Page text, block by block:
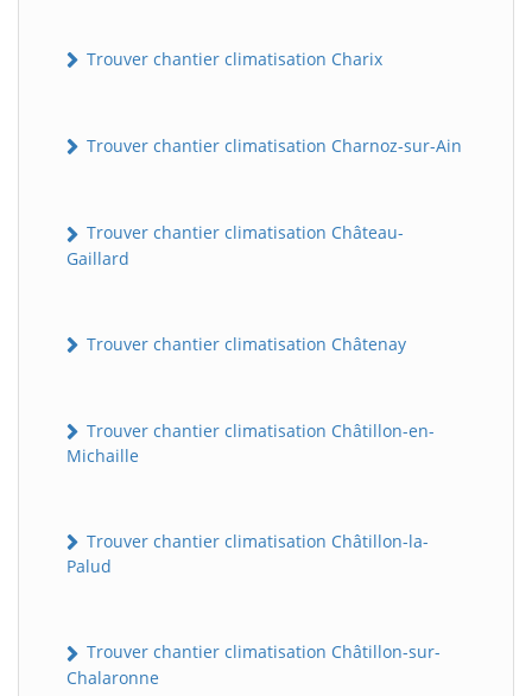
Trouver chantier climatisation Charix
Trouver chantier climatisation Charnoz-sur-Ain
Trouver chantier climatisation Château-
Gaillard
Trouver chantier climatisation Châtenay
Trouver chantier climatisation Châtillon-en-
Michaille
Trouver chantier climatisation Châtillon-la-
Palud
Trouver chantier climatisation Châtillon-sur-
Chalaronne